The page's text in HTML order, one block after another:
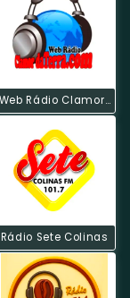
Web Rádio Clamor Da Terra
Rádio Sete Colinas